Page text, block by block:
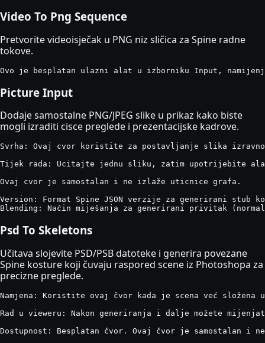
Video To Png Sequence
Pretvorite videoisječak u PNG niz sličica za Spine radne
tokove.
Ovo je besplatan ulazni alat u izborniku Input,
Picture Input
Dodaje samostalne PNG/JPEG slike u prikaz kako biste
mogli izraditi cisce preglede i prezentacijske kadrove.
Svrha: Ovaj cvor koristite za postavljanje slika
Tijek rada: Ucitajte jednu sliku, zatim upotrijebite
Ovaj cvor je samostalan i ne izlaže uticnice grafa.
Version: Format Spine JSON verzije za generirani stub
Blending: Način miješanja za generirani privitak
Psd To Skeletons
Učitava slojevite PSD/PSB datoteke i generira povezane
Spine kosture koji čuvaju raspored scene iz Photoshopa za
precizne preglede.
Namjena: Koristite ovaj čvor kada je scena već
Rad u vieweru: Nakon generiranja i dalje možete
Dostupnost: Besplatan čvor. Ovaj čvor je samostalan i